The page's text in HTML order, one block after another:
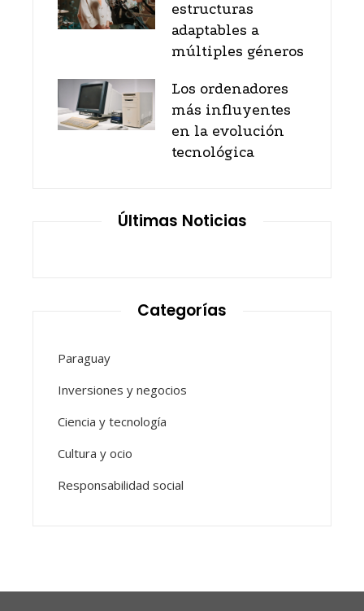
estructuras
adaptables a
múltiples géneros
Los ordenadores
más influyentes
en la evolución
tecnológica
Últimas Noticias
Categorías
Paraguay
Inversiones y negocios
Ciencia y tecnología
Cultura y ocio
Responsabilidad social